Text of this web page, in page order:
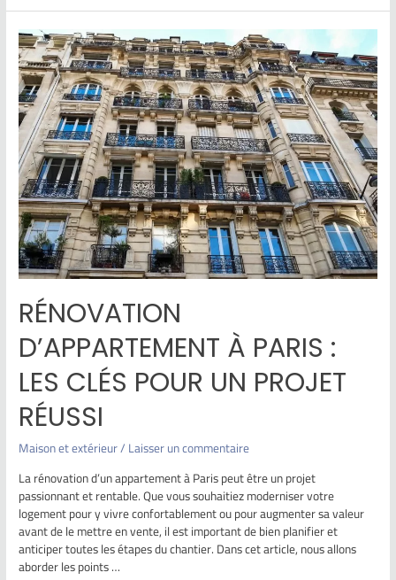
RÉNOVATION
D’APPARTEMENT À PARIS :
LES CLÉS POUR UN PROJET
RÉUSSI
Maison et extérieur/Laisser un commentaire
La rénovation d’un appartement à Paris peut être un projet
passionnant et rentable. Que vous souhaitiez moderniser votre
logement pour y vivre confortablement ou pour augmenter sa valeur
avant de le mettre en vente, il est important de bien planifier et
anticiper toutes les étapes du chantier. Dans cet article, nous allons
aborder les points …